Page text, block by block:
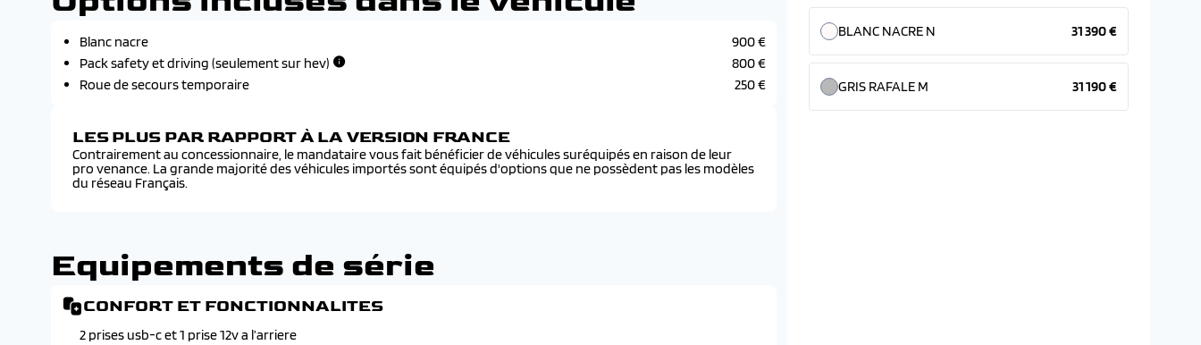
BLANC NACRE N 31 390 €
GRIS RAFALE M 31 190 €
Blanc nacre
900 €
Pack safety et driving (seulement sur hev)
800 €
Roue de secours temporaire
250 €
LES PLUS PAR RAPPORT À LA VERSION FRANCE
Contrairement au concessionnaire, le mandataire vous fait bénéficier de véhicules suréquipés en raison de leur
pro venance. La grande majorité des véhicules importés sont équipés d'options que ne possèdent pas les modèles
du réseau Français.
Equipements de série
CONFORT ET FONCTIONNALITES
2 prises usb-c et 1 prise 12v a l’arriere